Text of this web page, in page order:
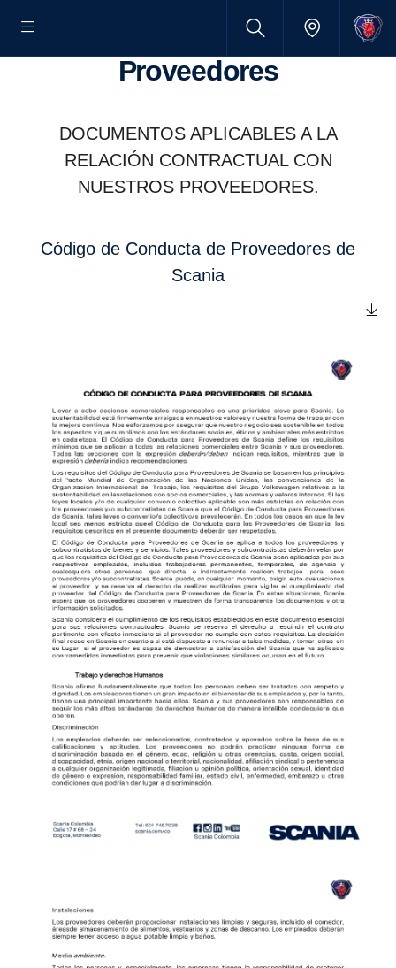
Proveedores
DOCUMENTOS APLICABLES A LA
RELACIÓN CONTRACTUAL CON
NUESTROS PROVEEDORES.
Código de Conducta de Proveedores de
Scania